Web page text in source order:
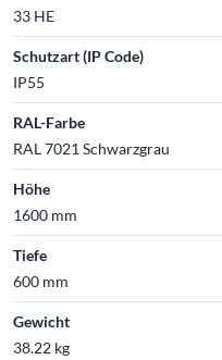
33 HE
Schutzart (IP Code)
IP55
RAL-Farbe
RAL 7021 Schwarzgrau
Höhe
1600 mm
Tiefe
600 mm
Gewicht
38.22 kg